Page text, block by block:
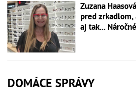
Zuzana
pred zrkadlom,
aj tak...
DOMÁCE SPRÁVY